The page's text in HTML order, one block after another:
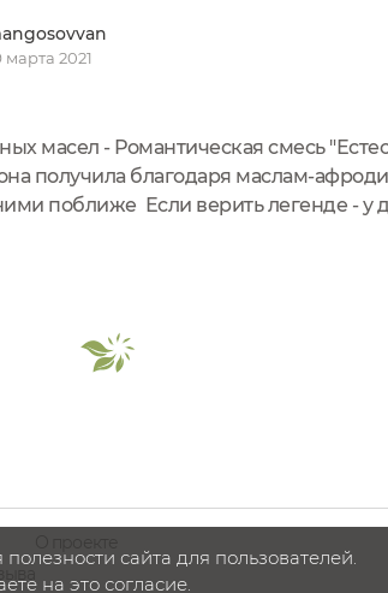
марта 2021
масел - Романтическая смесь
получила благодаря маслам-
поближе Если верить легенде - у
сайта для пользователей.
на это согласие.